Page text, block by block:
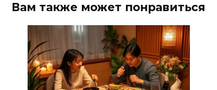
Вам также может понравиться